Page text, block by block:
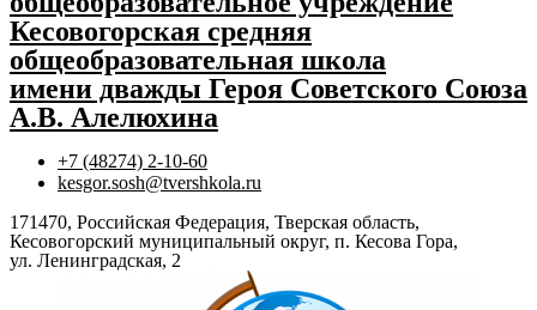
Кесовогорская средняя
общеобразовательная школа
имени дважды Героя Советского Союза
А.В. Алелюхина
+7 (48274) 2-10-60
kesgor.sosh@tvershkola.ru
171470, Российская Федерация, Тверская область,
Кесовогорский муниципальный округ, п. Кесова Гора,
ул. Ленинградская, 2